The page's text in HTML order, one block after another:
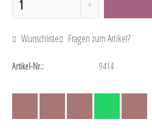
Wunschliste Fragen zum Artikel?
Artikel-Nr.: 9414